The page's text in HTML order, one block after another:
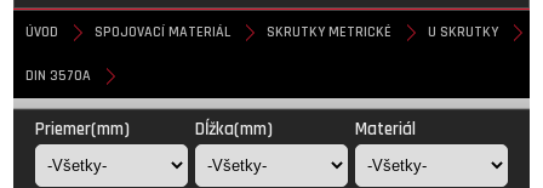
ÚVOD SPOJOVACÍ MATERIÁL SKRUTKY METRICKÉ U SKRUTKY
DIN 3570A
DIN 3570A
Priemer(mm) Dĺžka(mm) Materiál